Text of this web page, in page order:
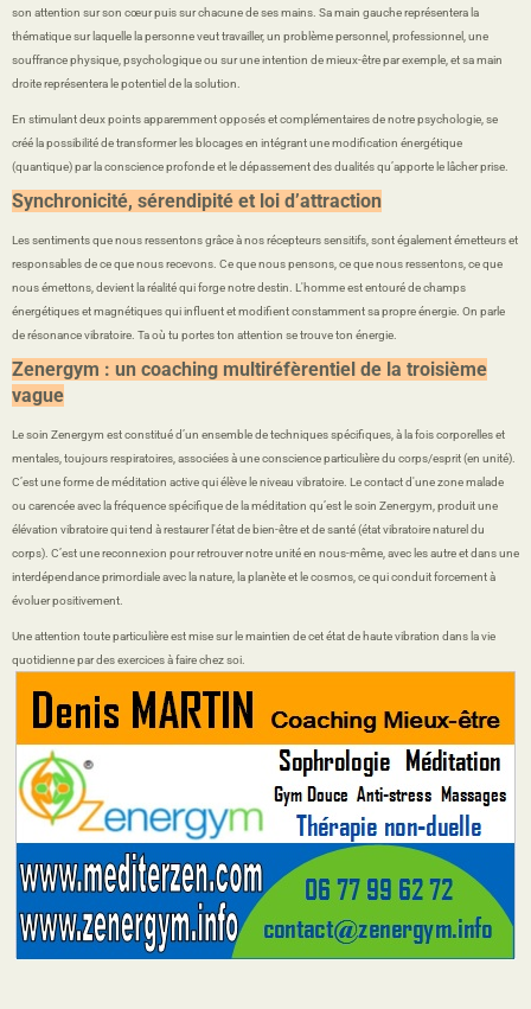
son attention sur son cœur puis sur chacune de ses mains. Sa main gauche représentera la
thématique sur laquelle la personne veut travailler, un problème personnel, professionnel, une
souffrance physique, psychologique ou sur une intention de mieux-être par exemple, et sa main
droite représentera le potentiel de la solution.
En stimulant deux points apparemment opposés et complémentaires de notre psychologie, se
créé la possibilité de transformer les blocages en intégrant une modification énergétique
(quantique) par la conscience profonde et le dépassement des dualités qu’apporte le lâcher prise.
Synchronicité, sérendipité et loi d’attraction
Les sentiments que nous ressentons grâce à nos récepteurs sensitifs, sont également émetteurs et
responsables de ce que nous recevons. Ce que nous pensons, ce que nous ressentons, ce que
nous émettons, devient la réalité qui forge notre destin. L'homme est entouré de champs
énergétiques et magnétiques qui influent et modifient constamment sa propre énergie. On parle
de résonance vibratoire. Ta où tu portes ton attention se trouve ton énergie.
Zenergym : un coaching multiréfèrentiel de la troisième
vague
Le soin Zenergym est constitué d’un ensemble de techniques spécifiques, à la fois corporelles et
mentales, toujours respiratoires, associées à une conscience particulière du corps/esprit (en unité).
C’est une forme de méditation active qui élève le niveau vibratoire. Le contact d'une zone malade
ou carencée avec la fréquence spécifique de la méditation qu’est le soin Zenergym, produit une
élévation vibratoire qui tend à restaurer l'état de bien-être et de santé (état vibratoire naturel du
corps). C’est une reconnexion pour retrouver notre unité en nous-même, avec les autre et dans une
interdépendance primordiale avec la nature, la planète et le cosmos, ce qui conduit forcement à
évoluer positivement.
Une attention toute particulière est mise sur le maintien de cet état de haute vibration dans la vie
quotidienne par des exercices à faire chez soi.